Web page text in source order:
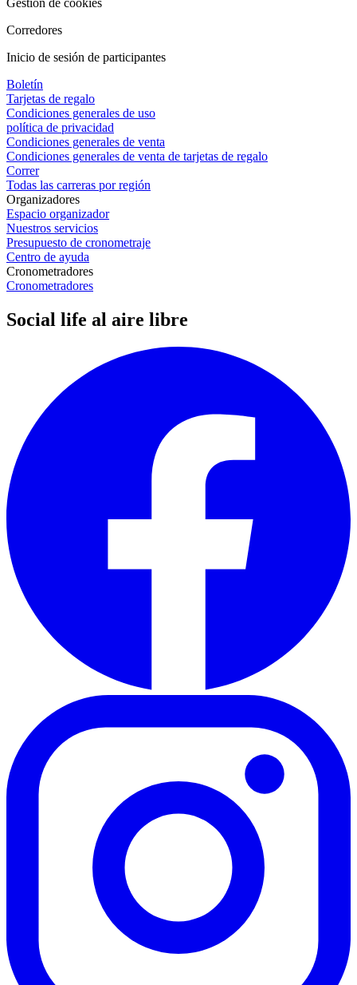
Gestión de cookies
Corredores
Inicio de sesión de participantes
Boletín
Tarjetas de regalo
Condiciones generales de uso
política de privacidad
Condiciones generales de venta
Condiciones generales de venta de tarjetas de regalo
Correr
Todas las carreras por región
Organizadores
Espacio organizador
Nuestros servicios
Presupuesto de cronometraje
Centro de ayuda
Cronometradores
Cronometradores
Social life al aire libre